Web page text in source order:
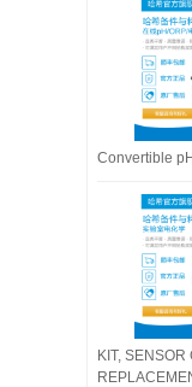
Convertible
KIT, SENSOR